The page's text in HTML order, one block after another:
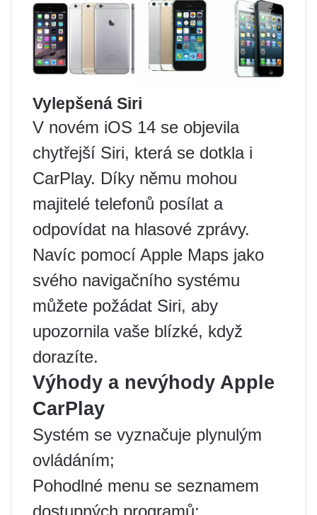
Vylepšená Siri
V novém iOS 14 se objevila
chytřejší Siri, která se dotkla i
CarPlay. Díky němu mohou
majitelé telefonů posílat a
odpovídat na hlasové zprávy.
Navíc pomocí Apple Maps jako
svého navigačního systému
můžete požádat Siri, aby
upozornila vaše blízké, když
dorazíte.
Výhody a nevýhody Apple
CarPlay
Systém se vyznačuje plynulým
ovládáním;
Pohodlné menu se seznamem
dostupných programů;